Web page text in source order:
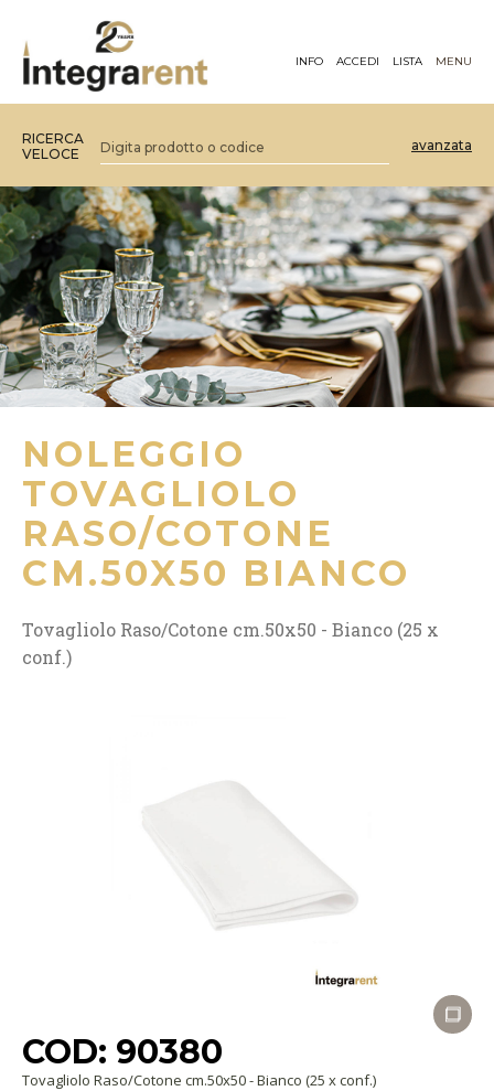
INFO ACCEDI LISTA MENU
RICERCA
VELOCE
avanzata
NOLEGGIO
TOVAGLIOLO
RASO/COTONE
CM.50X50 BIANCO
Tovagliolo Raso/Cotone cm.50x50 - Bianco (25 x
conf.)
COD: 90380
Tovagliolo Raso/Cotone cm.50x50 - Bianco (25 x conf.)